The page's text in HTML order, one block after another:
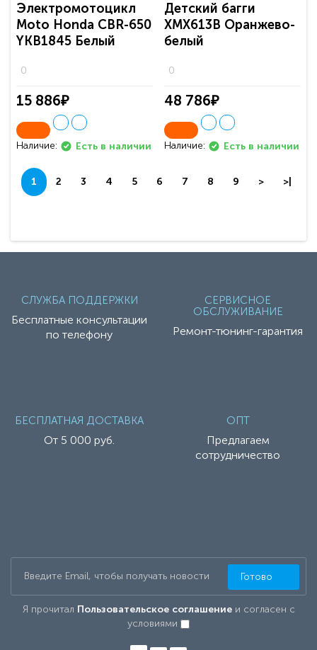
Электромотоцикл
Moto Honda CBR-650
YKB1845 Белый
0
15 886₽
Наличие: Есть в наличии
Детский багги
ХМХ613В Оранжево-
белый
0
48 786₽
Наличие: Есть в наличии
1 2 3 4 5 6 7 8 9 > >|
СЛУЖБА ПОДДЕРЖКИ
Бесплатные консультации
по телефону
СЕРВИСНОЕ
ОБСЛУЖИВАНИЕ
Ремонт-тюнинг-гарантия
БЕСПЛАТНАЯ ДОСТАВКА
От 5 000 руб.
ОПТ
Предлагаем
сотрудничество
Я прочитал Пользовательское соглашениеи согласен с
условиями
Готово